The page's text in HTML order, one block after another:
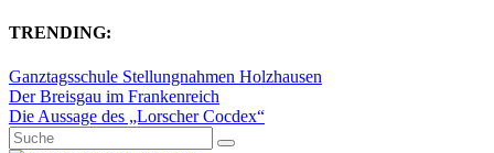
TRENDING:
Ganztagsschule Stellungnahmen Holzhausen
Der Breisgau im Frankenreich
Die Aussage des „Lorscher Cocdex“